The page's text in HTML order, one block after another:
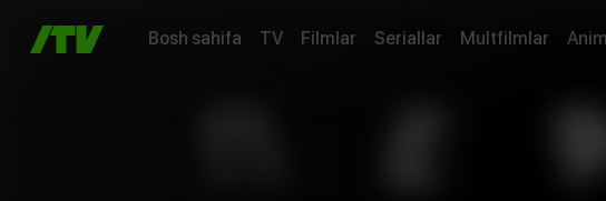
Bosh sahifa TV Filmlar Seriallar Multfilmlar